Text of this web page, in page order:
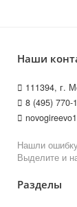
Наши
111394, г.
8 (495) 770-
Нашли
Выделите и
Разделы